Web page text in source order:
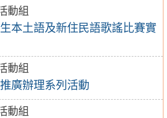
動組
本土語及新住民語歌謠比賽實
動組
廣辦理系列活動
動組